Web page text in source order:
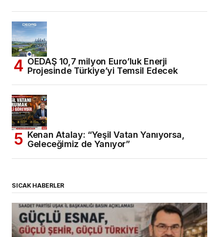
OEDAŞ 10,7 milyon Euro’luk Enerji
Projesinde Türkiye’yi Temsil Edecek
Kenan Atalay: “Yeşil Vatan Yanıyorsa,
Geleceğimiz de Yanıyor”
SICAK HABERLER